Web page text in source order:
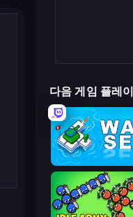
다음 게임 플레이
War Sea